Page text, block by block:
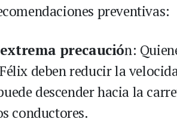
preventivas:
precaución:
deben reducir la
descender hacia la
conductores.